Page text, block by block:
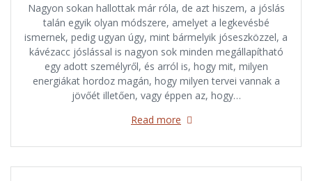
Nagyon sokan hallottak már róla, de azt hiszem, a jóslás
talán egyik olyan módszere, amelyet a legkevésbé
ismernek, pedig ugyan úgy, mint bármelyik jóseszközzel, a
kávézacc jóslással is nagyon sok minden megállapítható
egy adott személyről, és arról is, hogy mit, milyen
energiákat hordoz magán, hogy milyen tervei vannak a
jövőét illetően, vagy éppen az, hogy…
Read more